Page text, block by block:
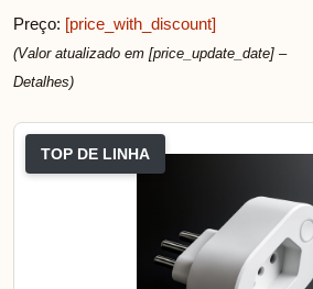
Preço: [price_with_discount]
(Valor atualizado em [price_update_date] –
Detalhes)
TOP DE LINHA